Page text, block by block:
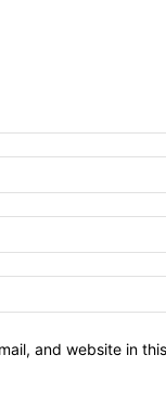
and website in